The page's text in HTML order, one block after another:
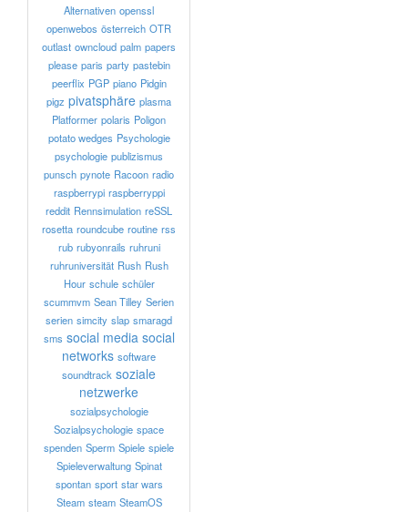
Alternativen openssl
openwebos österreich OTR
outlast owncloud palm papers
please paris party pastebin
peerflix PGP piano Pidgin
pigz pivatsphäre plasma
Platformer polaris Poligon
potato wedges Psychologie
psychologie publizismus
punsch pynote Racoon radio
raspberrypi raspberryppi
reddit Rennsimulation reSSL
rosetta roundcube routine rss
rub rubyonrails ruhruni
ruhruniversität Rush Rush
Hour schule schüler
scummvm Sean Tilley Serien
serien simcity slap smaragd
sms social media social
networks software
soundtrack soziale
netzwerke
sozialpsychologie
Sozialpsychologie space
spenden Sperm Spiele spiele
Spieleverwaltung Spinat
spontan sport star wars
Steam steam SteamOS